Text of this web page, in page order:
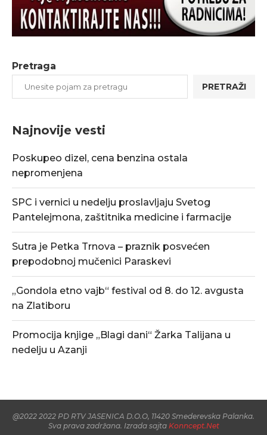
Pretraga
PRETRAŽI
Najnovije vesti
Poskupeo dizel, cena benzina ostala
nepromenjena
SPC i vernici u nedelju proslavljaju Svetog
Pantelejmona, zaštitnika medicine i farmacije
Sutra je Petka Trnova – praznik posvećen
prepodobnoj mučenici Paraskevi
„Gondola etno vajb“ festival od 8. do 12. avgusta
na Zlatiboru
Promocija knjige „Blagi dani“ Žarka Talijana u
nedelju u Azanji
@2022 2022 PD RTV JASENICA D.O.O, 11420 Smederevska Palanka.
Sva prava zadržana. Izrada sajta Konncept.Net